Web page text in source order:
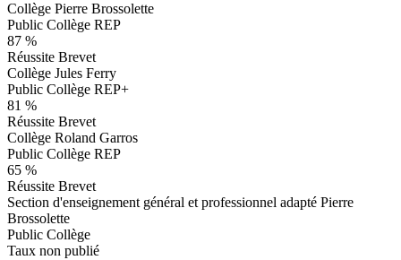
Collège Pierre Brossolette
Public Collège REP
87 %
Réussite Brevet
Collège Jules Ferry
Public Collège REP+
81 %
Réussite Brevet
Collège Roland Garros
Public Collège REP
65 %
Réussite Brevet
Section d'enseignement général et professionnel adapté Pierre
Brossolette
Public Collège
Taux non publié